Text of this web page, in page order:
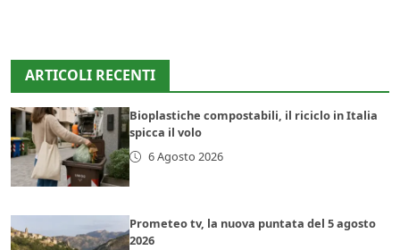
ARTICOLI RECENTI
Bioplastiche compostabili, il riciclo in Italia
spicca il volo
6 Agosto 2026
Prometeo tv, la nuova puntata del 5 agosto
2026